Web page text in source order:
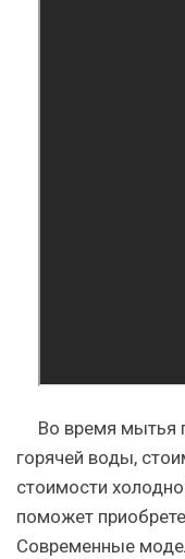
Во время мытья
горячей воды,
стоимости
поможет
Современные